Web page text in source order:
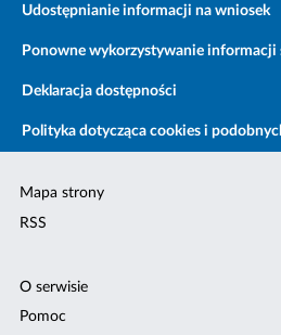
Udostępnianie informacji na wniosek
Ponowne wykorzystywanie informacji
Deklaracja dostępności
Polityka dotycząca cookies i
Mapa strony
RSS
O serwisie
Pomoc